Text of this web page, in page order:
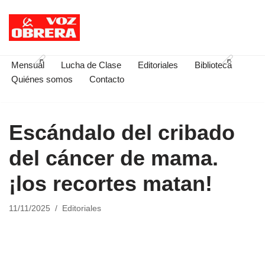
Saltar
contenido
Mensual Lucha de Clase Editoriales
Biblioteca
Quiénes somos
Contacto
Escándalo del cribado
del cáncer de mama.
¡los recortes matan!
11/11/2025 Editoriales